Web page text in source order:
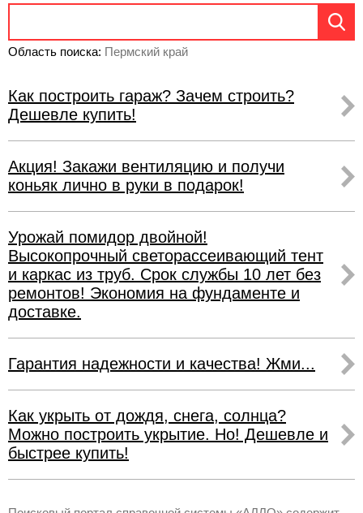
Область поиска: Пермский край
Как построить гараж? Зачем строить?
Дешевле купить!
Акция! Закажи вентиляцию и получи
коньяк лично в руки в подарок!
Урожай помидор двойной!
Высокопрочный светорассеивающий тент
и каркас из труб. Срок службы 10 лет без
ремонтов! Экономия на фундаменте и
доставке.
Гарантия надежности и качества! Жми...
Как укрыть от дождя, снега, солнца?
Можно построить укрытие. Но! Дешевле и
быстрее купить!